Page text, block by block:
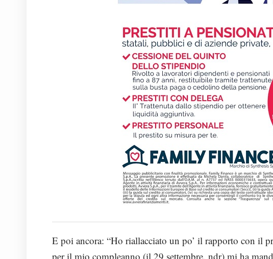
E poi ancora: “Ho riallacciato un po’ il rapporto con il
per il mio compleanno (il 29 settembre, ndr) mi ha